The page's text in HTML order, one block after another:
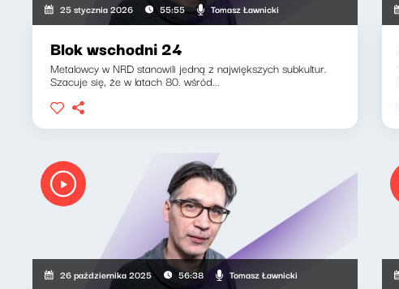
25 stycznia 2026 55:55 Tomasz Ławnicki
Blok wschodni 24
Metalowcy w NRD stanowili jedną z największych subkultur.
Szacuje się, że w latach 80. wśród...
26 października 2025 56:38 Tomasz Ławnicki